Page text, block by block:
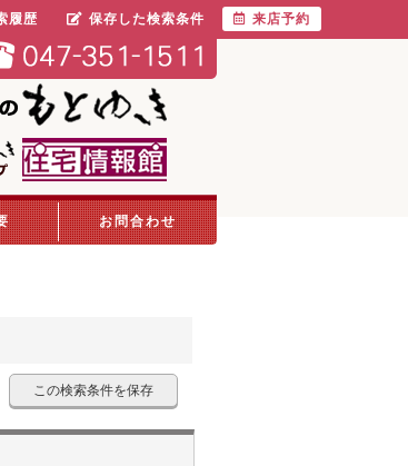
お問合わせ
この検索条件を保存
履歴 保存した検索条件 来店予約